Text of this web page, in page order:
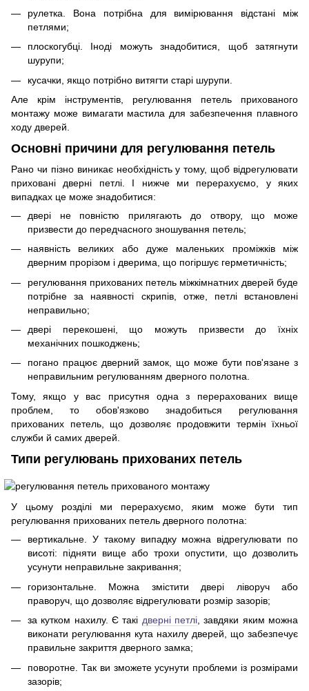
рулетка. Вона потрібна для вимірювання відстані між
петлями;
плоскогубці. Іноді можуть знадобитися, щоб затягнути
шурупи;
кусачки, якщо потрібно витягти старі шурупи.
Але крім інструментів, регулювання петель прихованого
монтажу може вимагати мастила для забезпечення плавного
ходу дверей.
Основні причини для регулювання петель
Рано чи пізно виникає необхідність у тому, щоб відрегулювати
приховані дверні петлі. І нижче ми перерахуємо, у яких
випадках це може знадобитися:
двері не повністю прилягають до отвору, що може
призвести до передчасного зношування петель;
наявність великих або дуже маленьких проміжків між
дверним прорізом і дверима, що погіршує герметичність;
регулювання прихованих петель міжкімнатних дверей буде
потрібне за наявності скрипів, отже, петлі встановлені
неправильно;
двері перекошені, що можуть призвести до їхніх
механічних пошкоджень;
погано працює дверний замок, що може бути пов'язане з
неправильним регулюванням дверного полотна.
Тому, якщо у вас присутня одна з перерахованих вище
проблем, то обов'язково знадобиться регулювання
прихованих петель, що дозволяє продовжити термін їхньої
служби й самих дверей.
Типи регулювань прихованих петель
У цьому розділі ми перерахуємо, яким може бути тип
регулювання прихованих петель дверного полотна:
вертикальне. У такому випадку можна відрегулювати по
висоті: підняти вище або трохи опустити, що дозволить
усунути неправильне закривання;
горизонтальне. Можна змістити двері ліворуч або
праворуч, що дозволяє відрегулювати розмір зазорів;
за кутком нахилу. Є такі дверні петлі , завдяки яким можна
виконати регулювання кута нахилу дверей, що забезпечує
правильне закриття дверного замка;
поворотне. Так ви зможете усунути проблеми із розмірами
зазорів;